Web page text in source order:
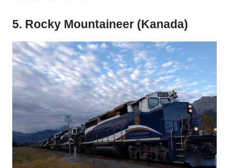
5. Rocky Mountaineer (Kanada)